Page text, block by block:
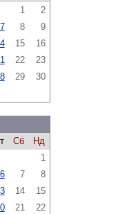
1
2
7 8
9
15
16
22
23
29
30
Сб
Нд
1
6 7
8
14
15
21
22